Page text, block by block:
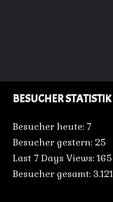
BESUCHER STATISTIK
Besucher heute: 7
Besucher gestern: 25
Last 7 Days Views:165
Besucher gesamt: 3.121